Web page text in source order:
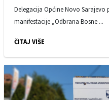
Delegacija Općine Novo
manifestacije „Odbrana Bosne ...
ČITAJ VIŠE